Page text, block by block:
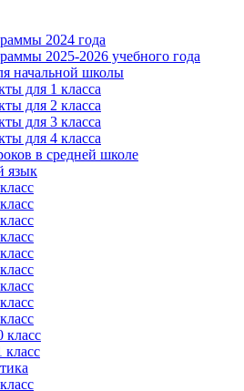
2024 года
2025-2026 учебного года
начальной школы
для 1 класса
для 2 класса
для 3 класса
для 4 класса
в средней школе
язык
класс
класс